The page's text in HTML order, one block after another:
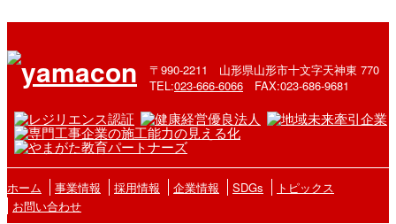
〒990-2211 山形県山形市十文字天神東 770
TEL:023-666-6066 FAX:023-686-9681
ホーム 事業情報 採用情報 企業情報 SDGs
トピックス
お問い合わせ